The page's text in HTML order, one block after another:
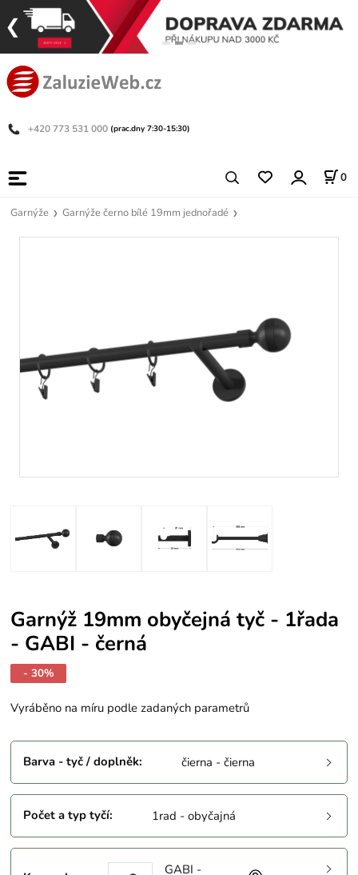
+420 773 531 000 (prac.dny 7:30-15:30)
0
Garnýže Garnýže černo bílé 19mm jednořadé
Garnýž 19mm obyčejná tyč - 1řada
- GABI - černá
- 30%
Vyráběno na míru podle zadaných parametrů
Barva - tyč / doplněk: čierna - čierna
Počet a typ tyčí: 1rad - obyčajná
GABI -